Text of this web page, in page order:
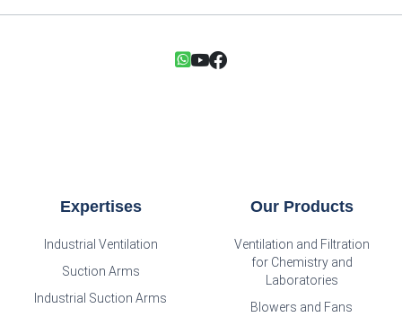
Expertises
Industrial Ventilation
Suction Arms
Industrial Suction Arms
Our Products
Ventilation and Filtration
for Chemistry and
Laboratories
Blowers and Fans